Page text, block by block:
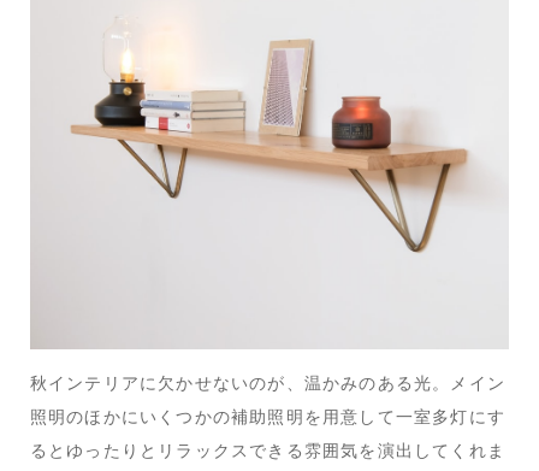
秋インテリアに欠かせないのが、温かみのある光。メイン
照明のほかにいくつかの補助照明を用意して一室多灯にす
るとゆったりとリラックスできる雰囲気を演出してくれま